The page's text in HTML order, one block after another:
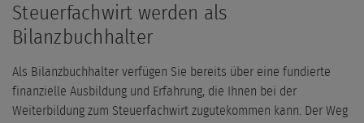
Steuerfachwirt werden als
Bilanzbuchhalter
Als Bilanzbuchhalter verfügen Sie bereits über eine fundierte
finanzielle Ausbildung und Erfahrung, die Ihnen bei der
Weiterbildung zum Steuerfachwirt zugutekommen kann. Der Weg